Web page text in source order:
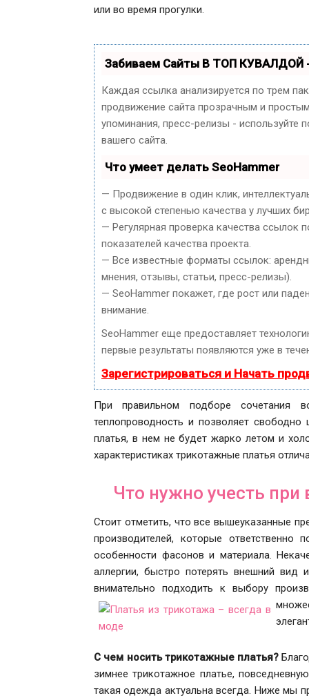
или во время прогулки.
Забиваем Сайты В ТОП КУВАЛДОЙ
Каждая ссылка анализируется по трем
продвижение сайта прозрачным и
упоминания, пресс-релизы - используйте
вашего сайта.
Что умеет делать SeoHammer
— Продвижение в один клик,
с высокой степенью качества у лучших
— Регулярная проверка качества ссылок
показателей качества проекта.
— Все известные форматы ссылок:
мнения, отзывы, статьи, пресс-релизы).
— SeoHammer покажет, где рост или
внимание.
SeoHammer еще предоставляет
первые результаты появляются уже в
Зарегистрироваться и Начать
При правильном подборе сочетания
теплопроводность и позволяет свободно
платья, в нем не будет жарко летом и
характеристиках трикотажные платья
Что нужно учесть
Стоит отметить, что все вышеуказанные
производителей, которые
особенности фасонов и материала.
аллергии, быстро потерять внешний вид
внимательно подходить к выбору
С чем носить трикотажные платья?
зимнее трикотажное платье,
такая одежда актуальна всегда. Ниже мы